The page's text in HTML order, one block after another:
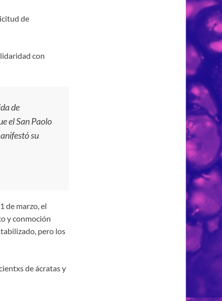
de
con
de
el San Paolo
su
de marzo, el
y conmoción
pero los
de ácratas y